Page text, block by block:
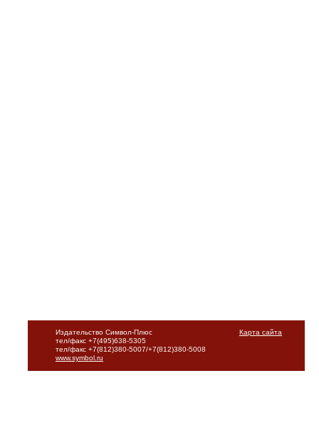
Карта сайта
Издательство Символ-Плюс
тел/факс +7(495)638-5305
тел/факс +7(812)380-5007/+7(812)380-5008
www.symbol.ru